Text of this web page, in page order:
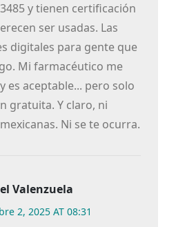
y tienen certificación
ser usadas. Las
digitales para gente que
Mi farmacéutico me
es aceptable... pero solo
gratuita. Y claro, ni
Ni se te ocurra.
Valenzuela
2, 2025 AT 08:31